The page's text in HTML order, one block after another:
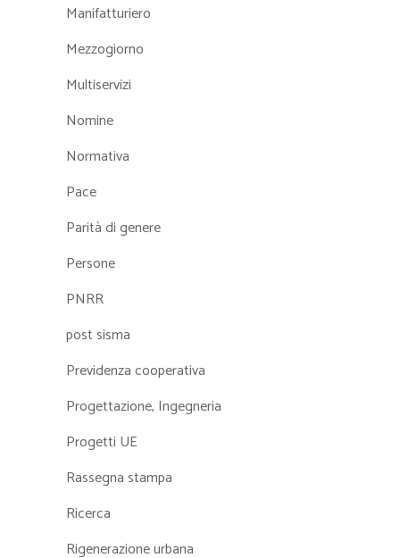
Manifatturiero
Mezzogiorno
Multiservizi
Nomine
Normativa
Pace
Parità di genere
Persone
PNRR
post sisma
Previdenza cooperativa
Progettazione, Ingegneria
Progetti UE
Rassegna stampa
Ricerca
Rigenerazione urbana